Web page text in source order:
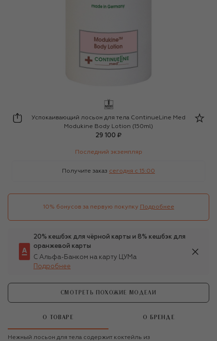
Medical Beauty Research
Успокаивающий лосьон для тела ContinueLine Med
Modukine Body Lotion (150ml)
29 100 ₽
Последний экземпляр
Получите заказ сегодня c 15:00
10% бонусов за первую покупку Подробнее
20% кешбэк для чёрной карты и 8% кешбэк для
оранжевой карты
С Альфа-Банком на карту ЦУМа
Подробнее
СМОТРЕТЬ ПОХОЖИЕ МОДЕЛИ
О ТОВАРЕ О БРЕНДЕ
Нежный лосьон для тела содержит коктейль из